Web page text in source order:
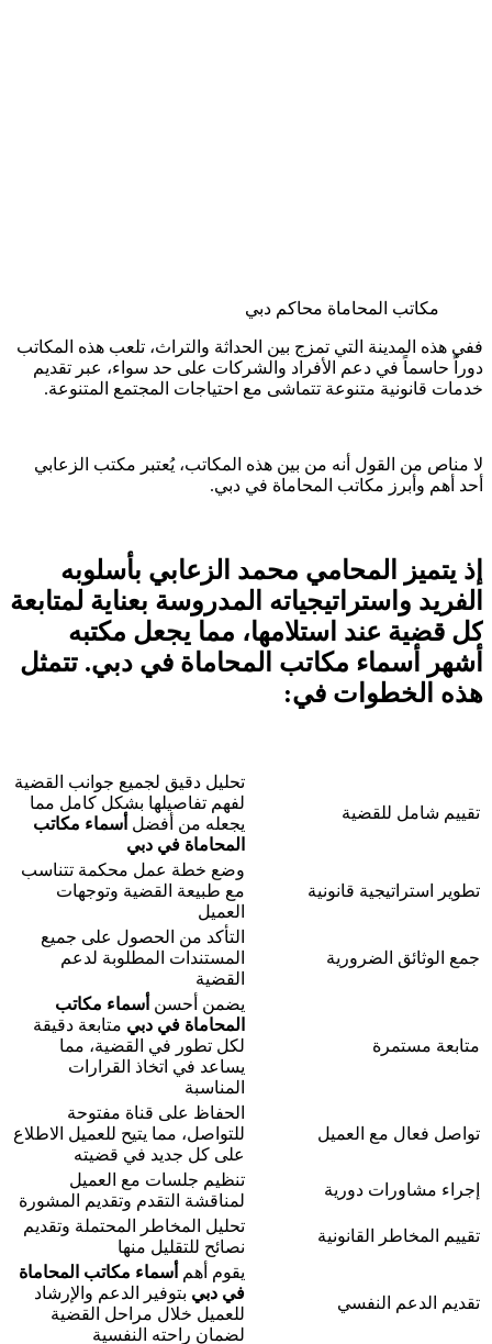
مكاتب المحاماة محاكم دبي
ففي هذه المدينة التي تمزج بين الحداثة والتراث، تلعب هذه المكاتب
دوراً حاسماً في دعم الأفراد والشركات على حد سواء، عبر تقديم
خدمات قانونية متنوعة تتماشى مع احتياجات المجتمع المتنوعة.
لا مناص من القول أنه من بين هذه المكاتب، يُعتبر مكتب الزعابي
أحد أهم وأبرز مكاتب المحاماة في دبي.
إذ يتميز المحامي محمد الزعابي بأسلوبه
الفريد واستراتيجياته المدروسة بعناية لمتابعة
كل قضية عند استلامها، مما يجعل مكتبه
أشهر
أسماء مكاتب المحاماة في دبي. تتمثل
هذه الخطوات في:
تقييم شامل للقضية
تحليل دقيق لجميع جوانب القضية
لفهم تفاصيلها بشكل كامل مما
يجعله من أفضل أسماء مكاتب
المحاماة في دبي
تطوير استراتيجية قانونية
وضع خطة عمل محكمة تتناسب
مع طبيعة القضية وتوجهات
العميل
جمع الوثائق الضرورية
التأكد من الحصول على جميع
المستندات المطلوبة لدعم
القضية
متابعة مستمرة
يضمن أحسن أسماء مكاتب
المحاماة في دبي متابعة دقيقة
لكل تطور في القضية، مما
يساعد في اتخاذ القرارات
المناسبة
تواصل فعال مع العميل
الحفاظ على قناة مفتوحة
للتواصل، مما يتيح للعميل الاطلاع
على كل جديد في قضيته
إجراء مشاورات دورية
تنظيم جلسات مع العميل
لمناقشة التقدم وتقديم المشورة
تقييم المخاطر القانونية
تحليل المخاطر المحتملة وتقديم
نصائح للتقليل منها
تقديم الدعم النفسي
يقوم أهم أسماء مكاتب المحاماة
في دبي بتوفير الدعم والإرشاد
للعميل خلال مراحل القضية
لضمان راحته النفسية